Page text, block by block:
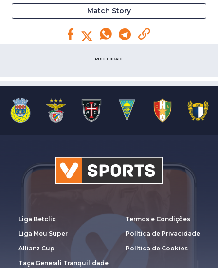
Match Story
PUBLICIDADE
Liga Betclic
Liga Meu Super
Allianz Cup
Taça Generali Tranquilidade
Termos e Condições
Política de Privacidade
Política de Cookies